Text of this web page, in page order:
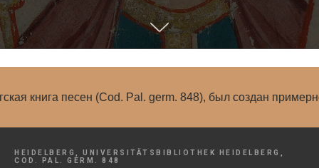
(Cod. Pal. germ. 848), был создан примерно между
HEIDELBERG, UNIVERSITÄTSBIBLIOTHEK HEIDELBERG,
COD. PAL. GERM. 848